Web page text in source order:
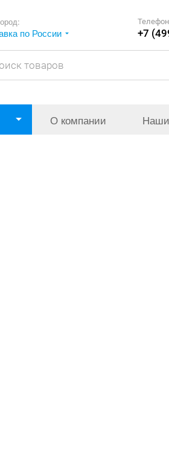
по России +7
О компании